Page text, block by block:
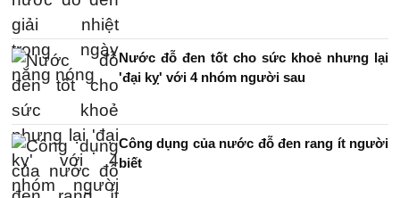
Nước đỗ đen tốt cho sức khoẻ nhưng lại
'đại kỵ' với 4 nhóm người sau
Công dụng của nước đỗ đen rang ít người
biết